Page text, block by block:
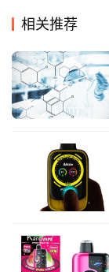
相关推荐